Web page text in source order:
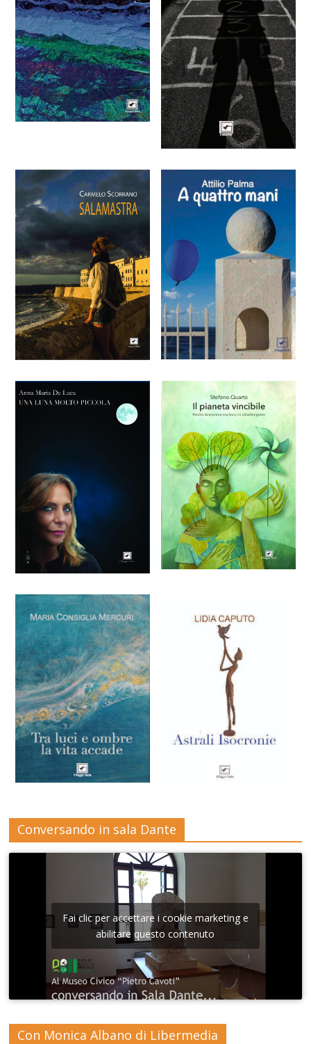
Conversando in sala Dante
Fai clic per accettare i cookie marketing e
abilitare questo contenuto
Con Monica Albano di Libermedia